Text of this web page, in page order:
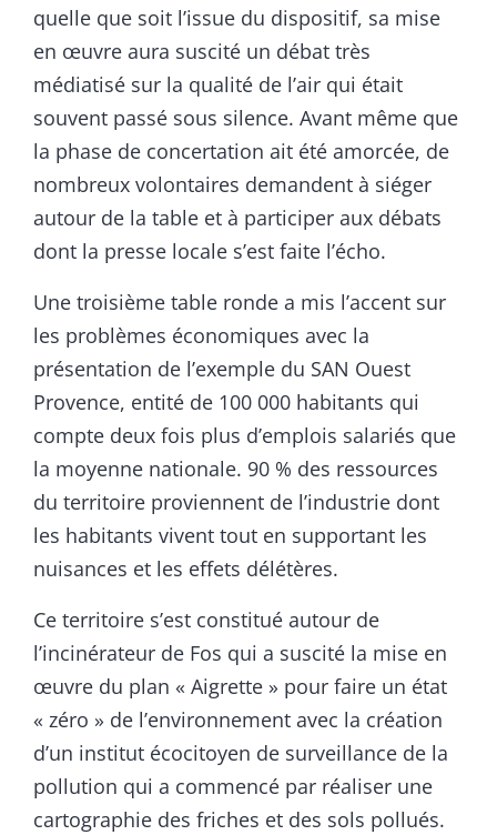
quelle que soit l’issue du dispositif, sa mise
en œuvre aura suscité un débat très
médiatisé sur la qualité de l’air qui était
souvent passé sous silence. Avant même que
la phase de concertation ait été amorcée, de
nombreux volontaires demandent à siéger
autour de la table et à participer aux débats
dont la presse locale s’est faite l’écho.
Une troisième table ronde a mis l’accent sur
les problèmes économiques avec la
présentation de l’exemple du SAN Ouest
Provence, entité de 100 000 habitants qui
compte deux fois plus d’emplois salariés que
la moyenne nationale. 90 % des ressources
du territoire proviennent de l’industrie dont
les habitants vivent tout en supportant les
nuisances et les effets délétères.
Ce territoire s’est constitué autour de
l’incinérateur de Fos qui a suscité la mise en
œuvre du plan « Aigrette » pour faire un état
« zéro » de l’environnement avec la création
d’un institut écocitoyen de surveillance de la
pollution qui a commencé par réaliser une
cartographie des friches et des sols pollués.